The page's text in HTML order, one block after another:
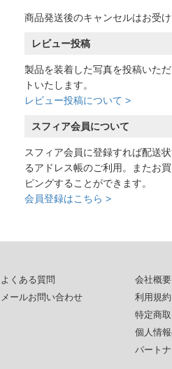
商品発送後のキャンセルはお受
レビュー投稿
製品を装着した写真を投稿いた
トいたします。
レビュー投稿について >
スフィア会員について
スフィア会員に登録すれば配送
るアドレス帳のご利用。またお
ピングすることができます。
会員登録はこちら >
よくある質問
メールお問い合わせ
会社概要
利用規約
特定商
個人情
パート